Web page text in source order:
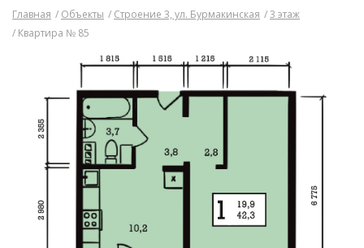
Главная / Объекты / Строение 3, ул. Бурмакинская /3 этаж
/ Квартира № 85